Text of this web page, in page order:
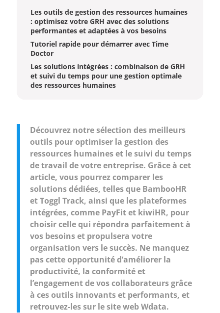
Les outils de gestion des ressources humaines
: optimisez votre GRH avec des solutions
performantes et adaptées à vos besoins
Tutoriel rapide pour démarrer avec Time
Doctor
Les solutions intégrées : combinaison de GRH
et suivi du temps pour une gestion optimale
des ressources humaines
Découvrez notre sélection des meilleurs
outils pour optimiser la gestion des
ressources humaines et le suivi du temps
de travail de votre entreprise. Grâce à cet
article, vous pourrez comparer les
solutions dédiées, telles que BambooHR
et Toggl Track, ainsi que les plateformes
intégrées, comme PayFit et kiwiHR, pour
choisir celle qui répondra parfaitement à
vos besoins et propulsera votre
organisation vers le succès. Ne manquez
pas cette opportunité d’améliorer la
productivité, la conformité et
l’engagement de vos collaborateurs grâce
à ces outils innovants et performants, et
retrouvez-les sur le site web Wdata.